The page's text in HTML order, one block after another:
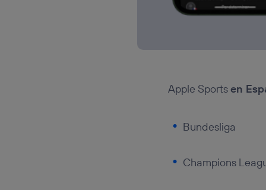
Apple Sportsen
Bundesliga
Champions